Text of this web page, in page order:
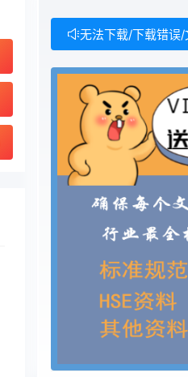
无法下载/下载错误